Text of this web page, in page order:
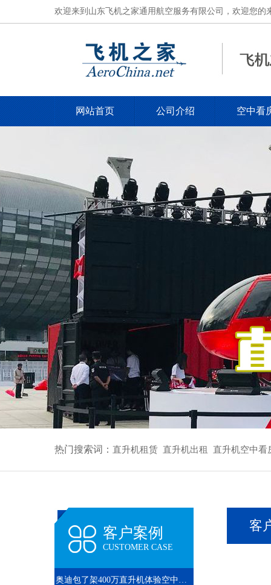
欢迎来到山东飞机之家通用航空服务有限公司，欢迎您的
网站首页 公司介绍 空中看
热门搜索词： 直升机租赁 直升机出租 直升机空中看
客户案例
CUSTOMER CASE
奥迪包了架400万直升机体验空中飞行
客